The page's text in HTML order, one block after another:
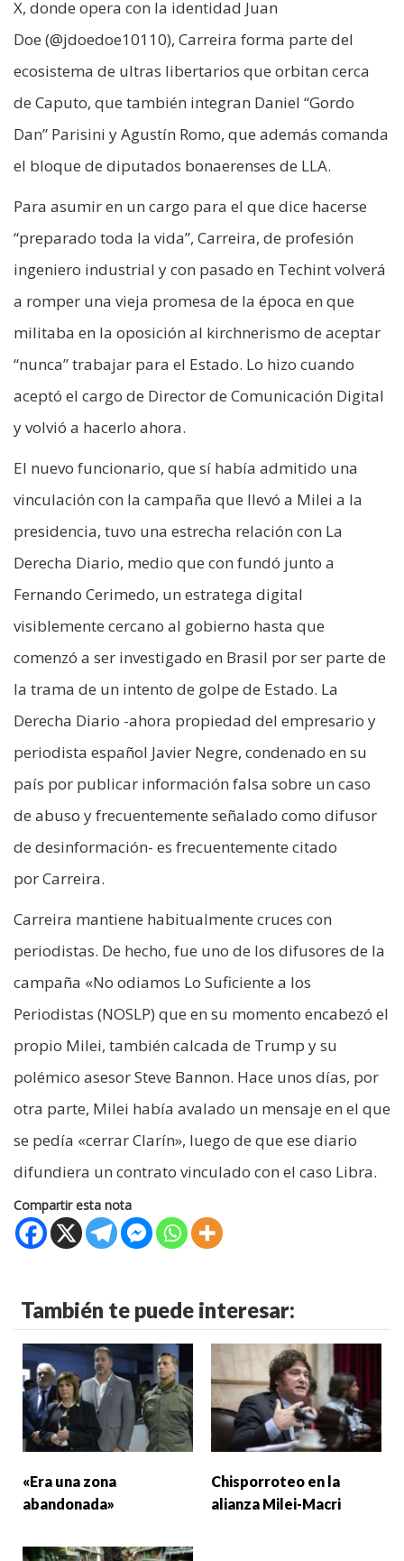
X, donde opera con la identidad Juan
Doe (@jdoedoe10110), Carreira forma parte del
ecosistema de ultras libertarios que orbitan cerca
de Caputo, que también integran Daniel “Gordo
Dan” Parisini y Agustín Romo, que además comanda
el bloque de diputados bonaerenses de LLA.
Para asumir en un cargo para el que dice hacerse
“preparado toda la vida”, Carreira, de profesión
ingeniero industrial y con pasado en Techint volverá
a romper una vieja promesa de la época en que
militaba en la oposición al kirchnerismo de aceptar
“nunca” trabajar para el Estado. Lo hizo cuando
aceptó el cargo de Director de Comunicación Digital
y volvió a hacerlo ahora.
El nuevo funcionario, que sí había admitido una
vinculación con la campaña que llevó a Milei a la
presidencia, tuvo una estrecha relación con La
Derecha Diario, medio que con fundó junto a
Fernando Cerimedo, un estratega digital
visiblemente cercano al gobierno hasta que
comenzó a ser investigado en Brasil por ser parte de
la trama de un intento de golpe de Estado. La
Derecha Diario -ahora propiedad del empresario y
periodista español Javier Negre, condenado en su
país por publicar información falsa sobre un caso
de abuso y frecuentemente señalado como difusor
de desinformación- es frecuentemente citado
por Carreira.
Carreira mantiene habitualmente cruces con
periodistas. De hecho, fue uno de los difusores de la
campaña «No odiamos Lo Suficiente a los
Periodistas (NOSLP) que en su momento encabezó el
propio Milei, también calcada de Trump y su
polémico asesor Steve Bannon. Hace unos días, por
otra parte, Milei había avalado un mensaje en el que
se pedía «cerrar Clarín», luego de que ese diario
difundiera un contrato vinculado con el caso Libra.
Compartir esta nota
También te puede interesar:
«Era una zona
abandonada»
Chisporroteo en la
alianza Milei-Macri